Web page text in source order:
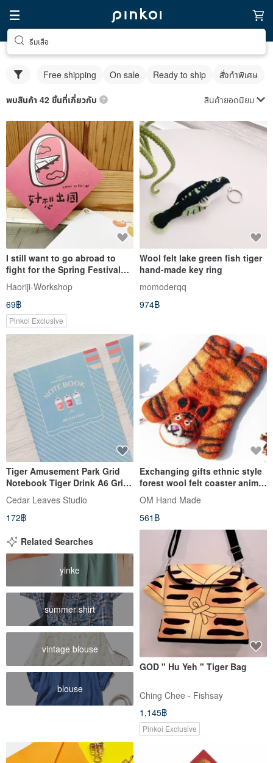
ธีมเสือ
Free shipping On sale Ready to ship สั่งทำพิเศษ
พบสินค้า 42 ชิ้นที่เกี่ยวกับ สินค้ายอดนิยม
I still want to go abroad to
fight for the Spring Festival
couplet _ also a postcard
(rounded corners)/Year of the
Tiger
Haoriji-Workshop
69฿
Pinkoi Exclusive
Wool felt lake green fish tiger
hand-made key ring
momoderqq
974฿
Tiger Amusement Park Grid
Notebook Tiger Drink A6 Grid
Blank Notebook Set of 4
Cedar Leaves Studio
172฿
Exchanging gifts ethnic style
forest wool felt coaster animal
wet felt coaster-tiger
absorbent coaster
OM Hand Made
561฿
Related Searches
yinke
summer shirt
vintage blouse
blouse
GOD " Hu Yeh " Tiger Bag
Ching Chee - Fishsay
1,145฿
Pinkoi Exclusive